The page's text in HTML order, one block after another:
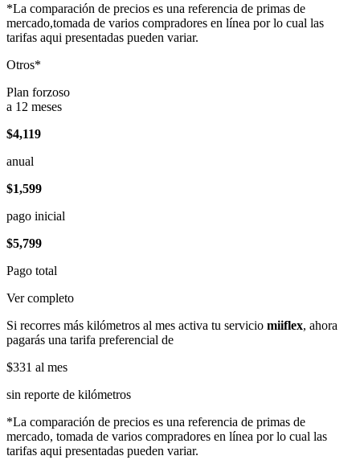
*La comparación de precios es una referencia de primas de
mercado,tomada de varios compradores en línea por lo cual las
tarifas aqui presentadas pueden variar.
Otros*
Plan forzoso
a 12 meses
$4,119
anual
$1,599
pago inicial
$5,799
Pago total
Ver completo
Si recorres más kilómetros al mes activa tu servicio miiflex, ahora
pagarás una tarifa preferencial de
$331 al mes
sin reporte de kilómetros
*La comparación de precios es una referencia de primas de
mercado, tomada de varios compradores en línea por lo cual las
tarifas aqui presentadas pueden variar.